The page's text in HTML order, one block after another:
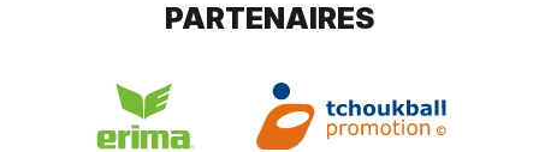
PARTENAIRES